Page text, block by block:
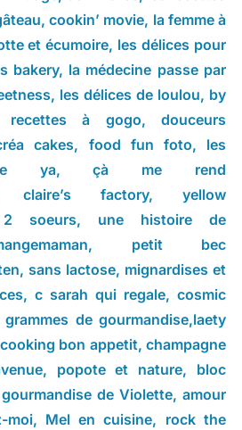
,cookin’ movie, la femme à
et écumoire, les délices pour
bakery, la médecine passe par
, les délices de loulou, by
recettes à gogo,douceurs
cakes, food fun foto, les
ya,çà me rend
claire’s factory,yellow
soeurs, une histoire de
, petit bec
sans lactose, mignardises et
, c sarah qui regale,cosmic
de gourmandise,laety
cooking bon appetit,champagne
, popote et nature, bloc
de Violette,amour
moi, Mel en cuisine, rock the